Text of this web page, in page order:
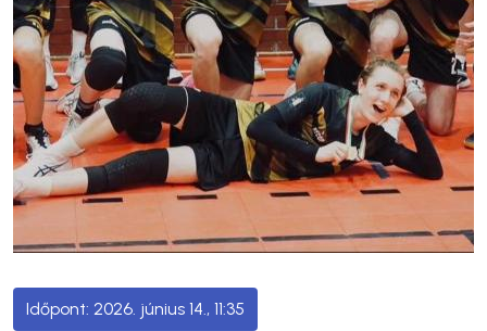
2026. június 14., 11:35